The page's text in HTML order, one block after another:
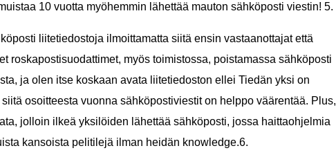
10 vuotta myöhemmin lähettää mauton sähköposti viestin! 5.
liitetiedostoja ilmoittamatta siitä ensin vastaanottajat että
roskapostisuodattimet, myös toimistossa, poistamassa sähköposti
ja olen itse koskaan avata liitetiedoston ellei Tiedän yksi on
osoitteesta vuonna sähköpostiviestit on helppo väärentää. Plus,
jolloin ilkeä yksilöiden lähettää sähköposti, jossa haittaohjelmia
kansoista pelitilejä ilman heidän knowledge.6.